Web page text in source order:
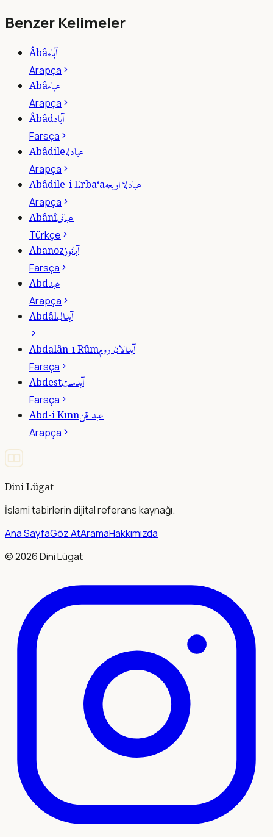
Benzer Kelimeler
Âbâآباء
Arapça
Abâعباء
Arapça
Âbâdآباد
Farsça
Abâdileعبادله
Arapça
Abâdile-i Erba‘aعبادلۀ اربعه
Arapça
Abânîعبانى
Türkçe
Abanozآبانوز
Farsça
Abdعبد
Arapça
Abdâlآبدال
Abdalân-ı Rûmآبدالان روم
Farsça
Abdestآبدست
Farsça
Abd-i Kınnعبد قن
Arapça
Dini Lügat
İslami tabirlerin dijital referans kaynağı.
Ana SayfaGöz AtAramaHakkımızda
©2026Dini Lügat